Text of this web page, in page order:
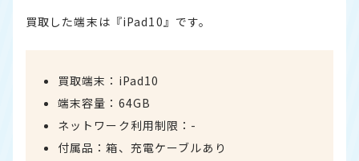
買取した端末は『iPad10』です。
買取端末：iPad10
端末容量：64GB
ネットワーク利用制限：-
付属品：箱、充電ケーブルあり